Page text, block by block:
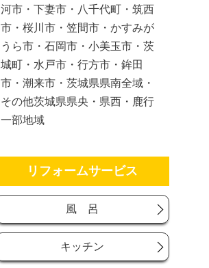
河市・下妻市・八千代町・筑西
市・桜川市・笠間市・かすみが
うら市・石岡市・小美玉市・茨
城町・水戸市・行方市・鉾田
市・潮来市・茨城県県南全域・
その他茨城県県央・県西・鹿行
一部地域
リフォームサービス
風 呂
キッチン